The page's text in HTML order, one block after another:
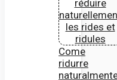
Come
ridurre